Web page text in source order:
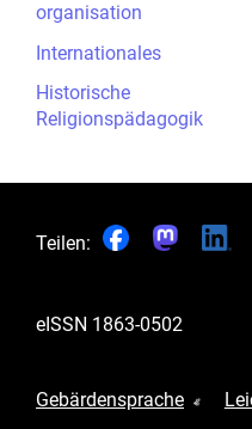
organisation
Internationales
Historische
Religionspädagogik
Teilen:
eISSN 1863-0502
Gebärdensprache